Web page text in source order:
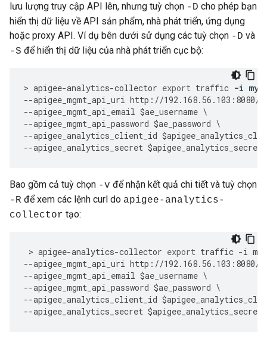
lưu lượng truy cập API lên, nhưng tuỳ chọn -D cho phép bạn
hiển thị dữ liệu về API sản phẩm, nhà phát triển, ứng dụng
hoặc proxy API. Ví dụ bên dưới sử dụng các tuỳ chọn -D và
-S để hiển thị dữ liệu của nhà phát triển cục bộ:
> apigee-analytics-collector export traffic -i
--apigee_mgmt_api_uri http : //192.168. 56.103 : 8080/
--apigee_mgmt_api_email $ae_username
--apigee_mgmt_api_password $ae_password
--apigee_analytics_client_id $
--apigee_analytics_secret $apigee_analytics_secret
Bao gồm cả tuỳ chọn -v để nhận kết quả chi tiết và tuỳ chọn
-R để xem các lệnh curl do apigee-analytics-
collector tạo:
> apigee-analytics-collector export traffic -i
--apigee_mgmt_api_uri http : //192.168. 56.103 : 8080/
--apigee_mgmt_api_email $ae_username
--apigee_mgmt_api_password $ae_password
--apigee_analytics_client_id $
--apigee_analytics_secret $apigee_analytics_secret